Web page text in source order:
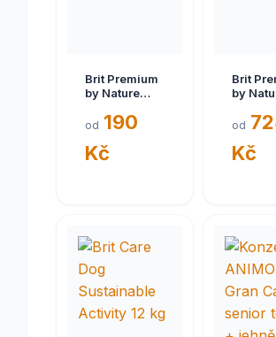
Brit Premium
by Nature
od 190
Kč
Brit
by
15 kg
od
Kč